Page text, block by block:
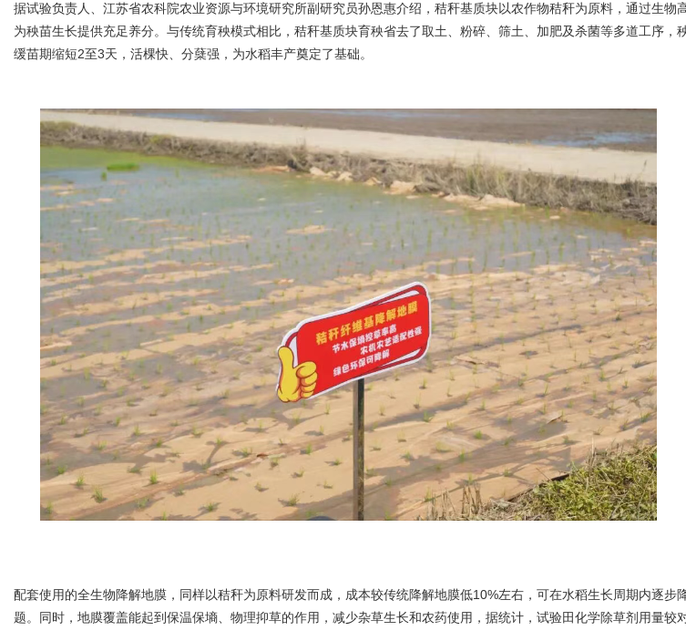
据试验负责人、江苏省农科院农业资源与环境研究所副研究员孙恩惠介绍，秸秆基质块以农作物秸秆为原料，通过生物
为秧苗生长提供充足养分。与传统育秧模式相比，秸秆基质块育秧省去了取土、粉碎、筛土、加肥及杀菌等多道工序
缓苗期缩短2至3天，活棵快、 分蘖强，为水稻丰产奠定了基础。
配套使用的全生物降解地膜，同样以秸秆为原料研发而成，成本较传统降解地膜低10%左右，可在水稻生长周期内逐
题。同时，地膜覆盖能起到保温保墒、物理抑草的作用，减少杂草生长和农药使用，据统计，试验田化学除草剂用量较